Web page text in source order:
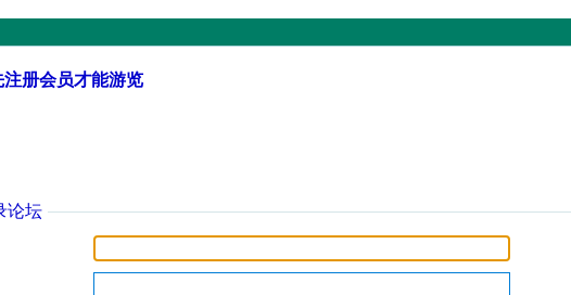
册会员才能游览
论坛